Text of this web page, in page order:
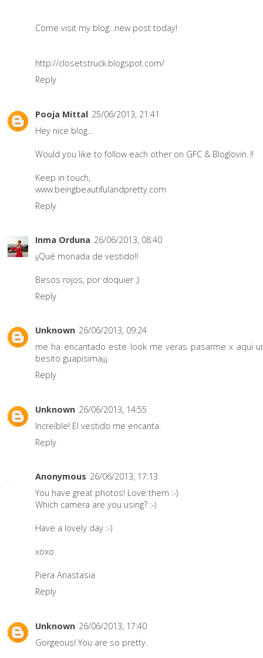
Come visit my blog...new post today!
http://closetstruck.blogspot.com/
Reply
Pooja Mittal 25/06/2013, 21:41
Hey nice blog...
Would you like to follow each other on GFC & Bloglovin..!!
Keep in touch,
www.beingbeautifulandpretty.com
Reply
Inma Orduna 26/06/2013, 08:40
¡¡Qué monada de vestido!!
Besos rojos, por doquier ;)
Reply
Unknown 26/06/2013, 09:24
me ha encantado este look me veras pasarme x aqui
besito guapisima¡¡¡
Reply
Unknown 26/06/2013, 14:55
Increíble! El vestido me encanta.
Reply
Anonymous 26/06/2013, 17:13
You have great photos! Love them :-)
Which camera are you using? :-)
Have a lovely day :-)
xoxo
Piera Anastasia
Reply
Unknown 26/06/2013, 17:40
Gorgeous! You are so pretty.